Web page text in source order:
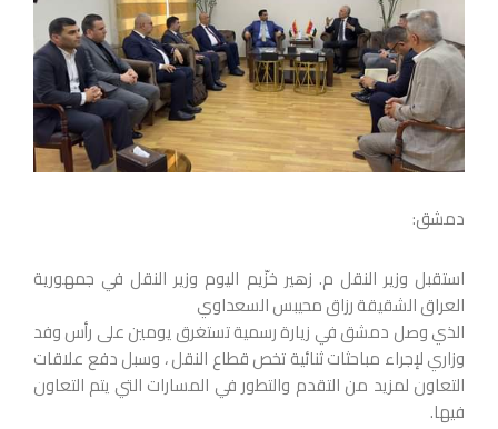
دمشق:
استقبل وزير النقل م. زهير خزّيم اليوم وزير النقل في جمهورية
العراق الشقيقة رزاق محيبس السعداوي
الذي وصل دمشق في زيارة رسمية تستغرق يومين على رأس وفد
وزاري لإجراء مباحثات ثنائية تخص قطاع النقل ، وسبل دفع علاقات
التعاون لمزيد من التقدم والتطور في المسارات التي يتم التعاون
فيها.